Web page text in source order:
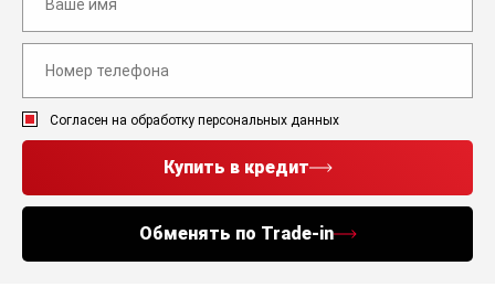
Согласен на обработку персональных данных
Купить в кредит
Обменять по Trade-in